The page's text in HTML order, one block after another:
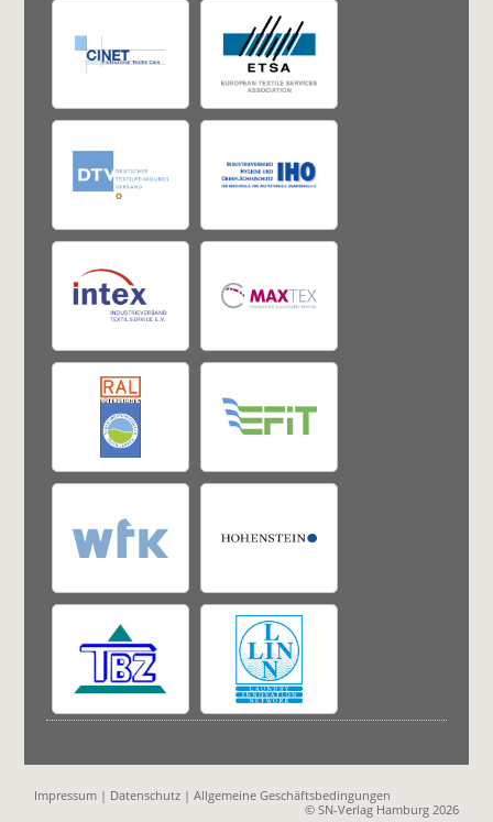
Impressum | Datenschutz |Allgemeine Geschäftsbedingungen
© SN-Verlag Hamburg 2026